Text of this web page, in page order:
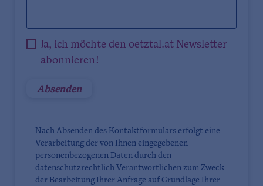
Ja, ich möchte den oetztal.at Newsletter
abonnieren!
Nach Absenden des Kontaktformulars erfolgt eine
Verarbeitung der von Ihnen eingegebenen
personenbezogenen Daten durch den
datenschutzrechtlich Verantwortlichen zum Zweck
der Bearbeitung Ihrer Anfrage auf Grundlage Ihrer